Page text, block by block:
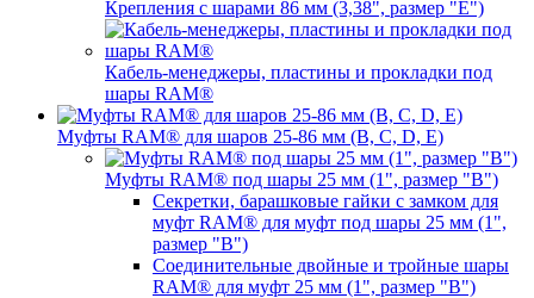
Крепления с шарами 86 мм (3,38", размер "E")
Кабель-менеджеры, пластины и прокладки под
шары RAM®
Муфты RAM® для шаров 25-86 мм (B, C, D, E)
Муфты RAM® под шары 25 мм (1", размер "B")
Секретки, барашковые гайки с замком для
муфт RAM® для муфт под шары 25 мм (1",
размер "B")
Соединительные двойные и тройные шары
RAM® для муфт 25 мм (1", размер "B")